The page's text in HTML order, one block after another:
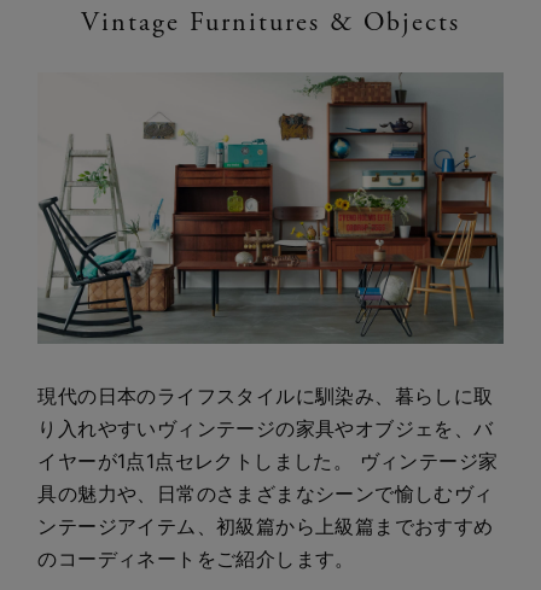
Vintage Furnitures & Objects
現代の日本のライフスタイルに馴染み、暮らしに取
り入れやすいヴィンテージの家具やオブジェを、バ
イヤーが1点1点セレクトしました。 ヴィンテージ家
具の魅力や、日常のさまざまなシーンで愉しむヴィ
ンテージアイテム、初級篇から上級篇までおすすめ
のコーディネートをご紹介します。